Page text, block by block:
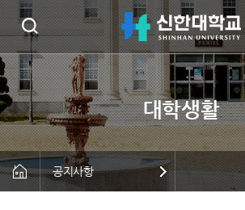
공지사항